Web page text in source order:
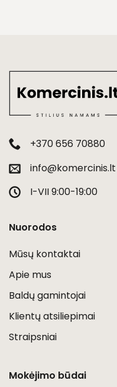
+370 656 70880
info@komercinis.lt
I-VII 9:00-19:00
Nuorodos
Mūsų kontaktai
Apie mus
Baldų gamintojai
Klientų atsiliepimai
Straipsniai
Mokėjimo būdai